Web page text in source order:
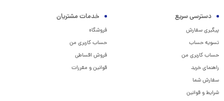
دسترسی سریع
پیگیری سفارش
تسویه حساب
حساب کاربری من
راهنمای خرید
سفارش شما
شرایط و قوانین
خدمات مشتریان
فروشگاه
حساب کاربری من
فروش اقساطی
قوانین و مقررات